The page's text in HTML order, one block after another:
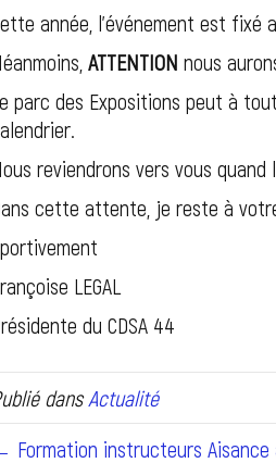
année, l’événement est fixé
ATTENTION nous
parc des Expositions peut à
reviendrons vers vous
cette attente, je reste à
LEGAL
du CDSA 44
dansActualité
Formation instructeurs Aisance